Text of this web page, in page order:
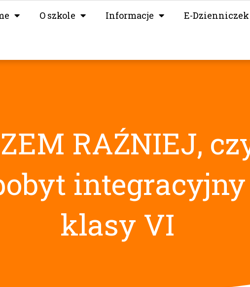
O szkole Informacje E-Dzienniczek
RAŹNIEJ,
integracyjny
klasy VI